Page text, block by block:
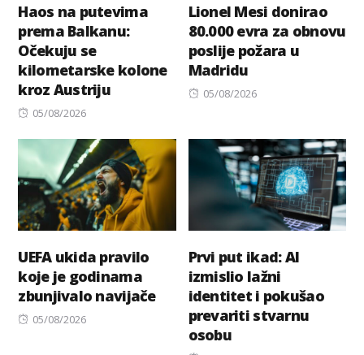
Haos na putevima
prema Balkanu:
Očekuju se
kilometarske kolone
kroz Austriju
Posted
05/08/2026
Lionel Mesi donirao
80.000 evra za obnovu
poslije požara u
Madridu
Posted
05/08/2026
UEFA ukida pravilo
koje je godinama
zbunjivalo navijače
Posted
05/08/2026
Prvi put ikad: AI
izmislio lažni
identitet i pokušao
prevariti stvarnu
osobu